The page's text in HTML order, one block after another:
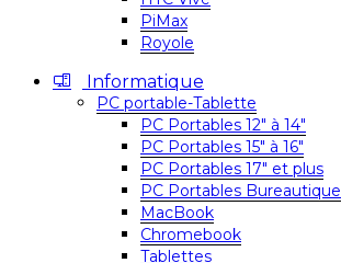
PiMax
Royole
Informatique
PC portable-Tablette
PC Portables 12″ à 14″
PC Portables 15″ à 16″
PC Portables 17″ et plus
PC Portables Bureautique
MacBook
Chromebook
Tablettes